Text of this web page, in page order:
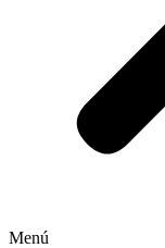
Menú